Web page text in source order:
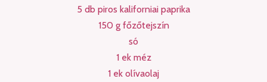
5 db piros kaliforniai paprika
150 g főzőtejszín
só
1 ek méz
1 ek olívaolaj